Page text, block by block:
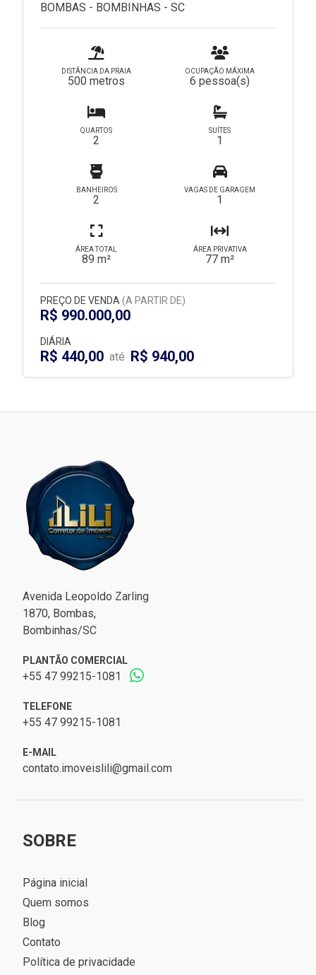
BOMBAS - BOMBINHAS - SC
DISTÂNCIA DA PRAIA
500 metros
OCUPAÇÃO MÁXIMA
6 pessoa(s)
QUARTOS
2
SUÍTES
1
BANHEIROS
2
VAGAS DE GARAGEM
1
ÁREA TOTAL
89 m²
ÁREA PRIVATIVA
77 m²
PREÇO DE VENDA(A PARTIR DE)
R$ 990.000,00
DIÁRIA
R$ 440,00 até R$ 940,00
Avenida Leopoldo Zarling
1870, Bombas,
Bombinhas/SC
PLANTÃO COMERCIAL
+55 47 99215-1081
TELEFONE
+55 47 99215-1081
E-MAIL
contato.imoveislili@gmail.com
SOBRE
Página inicial
Quem somos
Blog
Contato
Política de privacidade